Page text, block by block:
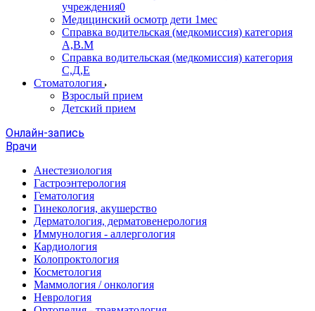
учреждения0
Медицинский осмотр дети 1мес
Справка водительская (медкомиссия) категория
А,В.М
Справка водительская (медкомиссия) категория
С,Д,Е
Стоматология
Взрослый прием
Детский прием
Онлайн-запись
Врачи
Анестезиология
Гастроэнтерология
Гематология
Гинекология, акушерство
Дерматология, дерматовенерология
Иммунология - аллергология
Кардиология
Колопроктология
Косметология
Маммология / онкология
Неврология